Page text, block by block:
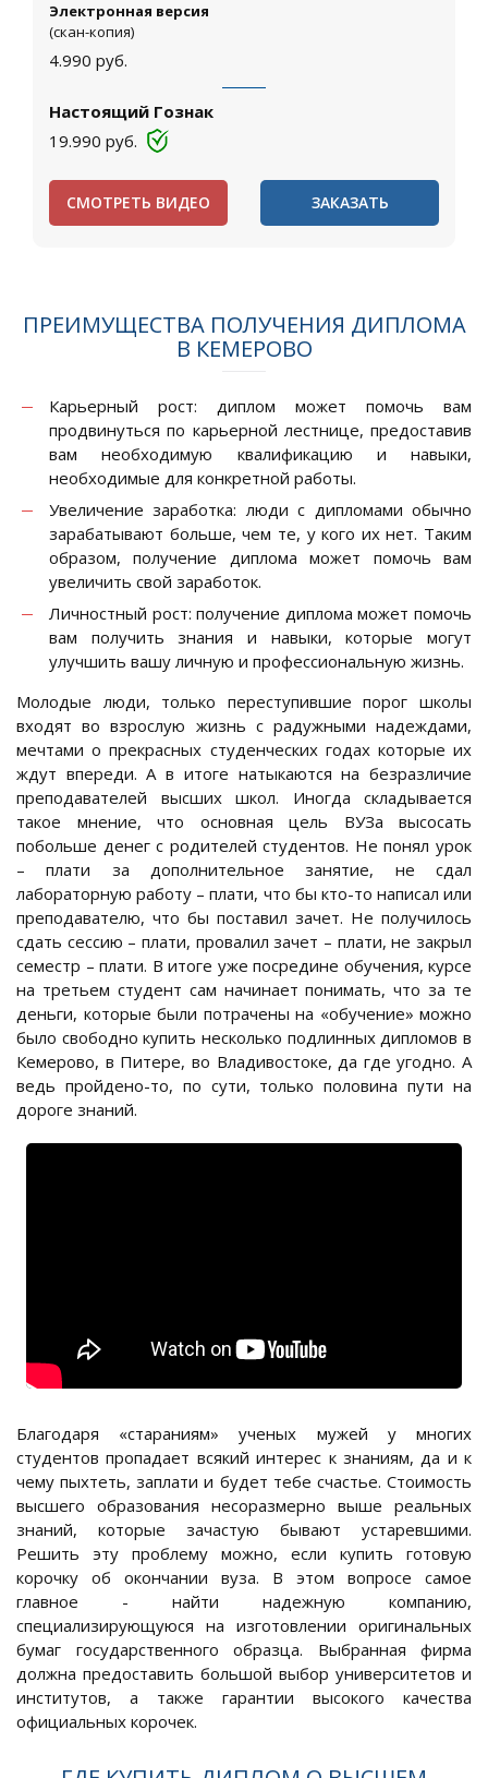
Электронная версия
(скан-копия)
4.990 руб.
Настоящий Гознак
19.990 руб.
СМОТРЕТЬ ВИДЕО ЗАКАЗАТЬ
ПРЕИМУЩЕСТВА ПОЛУЧЕНИЯ ДИПЛОМА
В КЕМЕРОВО
Карьерный рост: диплом может помочь вам
продвинуться по карьерной лестнице, предоставив
вам необходимую квалификацию и навыки,
необходимые для конкретной работы.
Увеличение заработка: люди с дипломами обычно
зарабатывают больше, чем те, у кого их нет. Таким
образом, получение диплома может помочь вам
увеличить свой заработок.
Личностный рост: получение диплома может помочь
вам получить знания и навыки, которые могут
улучшить вашу личную и профессиональную жизнь.
Молодые люди, только переступившие порог школы
входят во взрослую жизнь с радужными надеждами,
мечтами о прекрасных студенческих годах которые их
ждут впереди. А в итоге натыкаются на безразличие
преподавателей высших школ. Иногда складывается
такое мнение, что основная цель ВУЗа высосать
побольше денег с родителей студентов. Не понял урок
– плати за дополнительное занятие, не сдал
лабораторную работу – плати, что бы кто-то написал или
преподавателю, что бы поставил зачет. Не получилось
сдать сессию – плати, провалил зачет – плати, не закрыл
семестр – плати. В итоге уже посредине обучения, курсе
на третьем студент сам начинает понимать, что за те
деньги, которые были потрачены на «обучение» можно
было свободно купить несколько подлинных дипломов в
Кемерово, в Питере, во Владивостоке, да где угодно. А
ведь пройдено-то, по сути, только половина пути на
дороге знаний.
Благодаря «стараниям» ученых мужей у многих
студентов пропадает всякий интерес к знаниям, да и к
чему пыхтеть, заплати и будет тебе счастье. Стоимость
высшего образования несоразмерно выше реальных
знаний, которые зачастую бывают устаревшими.
Решить эту проблему можно, если купить готовую
корочку об окончании вуза. В этом вопросе самое
главное - найти надежную компанию,
специализирующуюся на изготовлении оригинальных
бумаг государственного образца. Выбранная фирма
должна предоставить большой выбор университетов и
институтов, а также гарантии высокого качества
официальных корочек.